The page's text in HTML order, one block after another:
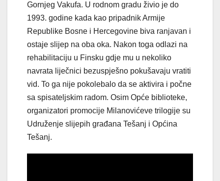
Gornjeg Vakufa. U rodnom gradu živio je do
1993. godine kada kao pripadnik Armije
Republike Bosne i Hercegovine biva ranjavan i
ostaje slijep na oba oka. Nakon toga odlazi na
rehabilitaciju u Finsku gdje mu u nekoliko
navrata liječnici bezuspješno pokušavaju vratiti
vid. To ga nije pokolebalo da se aktivira i počne
sa spisateljskim radom. Osim Opće biblioteke,
organizatori promocije Milanovićeve trilogije su
Udruženje slijepih građana Tešanj i Općina
Tešanj.